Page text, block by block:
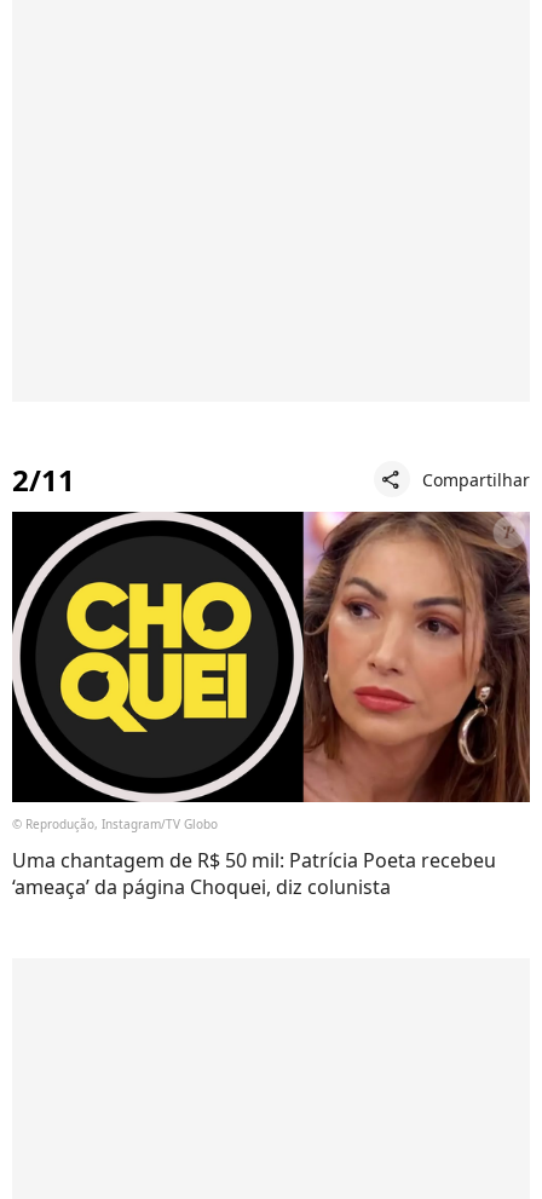
2/11 share Compartilhar
© Reprodução, Instagram/TV Globo
Uma chantagem de R$ 50 mil: Patrícia Poeta recebeu
‘ameaça’ da página Choquei, diz colunista